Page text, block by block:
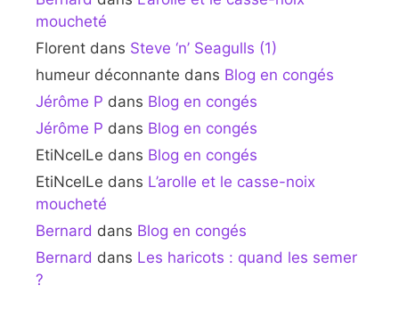
moucheté
Florent dans Steve ‘n’ Seagulls (1)
humeur déconnante dans Blog en congés
Jérôme P dans Blog en congés
Jérôme P dans Blog en congés
EtiNcelLe dans Blog en congés
EtiNcelLe dans L’arolle et le casse-noix
moucheté
Bernard dans Blog en congés
Bernard dans Les haricots : quand les semer
?